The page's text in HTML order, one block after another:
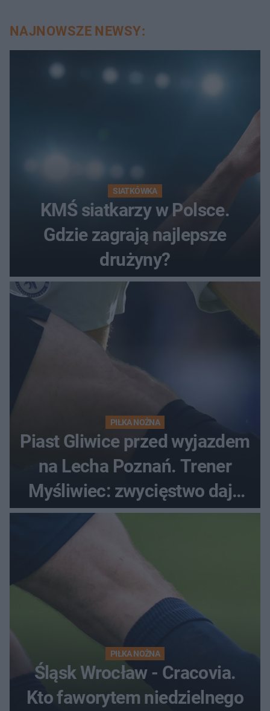
NAJNOWSZE NEWSY:
SIATKÓWKA
KMŚ siatkarzy w Polsce.
Gdzie zagrają najlepsze
drużyny?
PIŁKA NOŻNA
Piast Gliwice przed wyjazdem
na Lecha Poznań. Trener
Myśliwiec: zwycięstwo daje
satysfakcję
PIŁKA NOŻNA
Śląsk Wrocław - Cracovia.
Kto faworytem niedzielnego